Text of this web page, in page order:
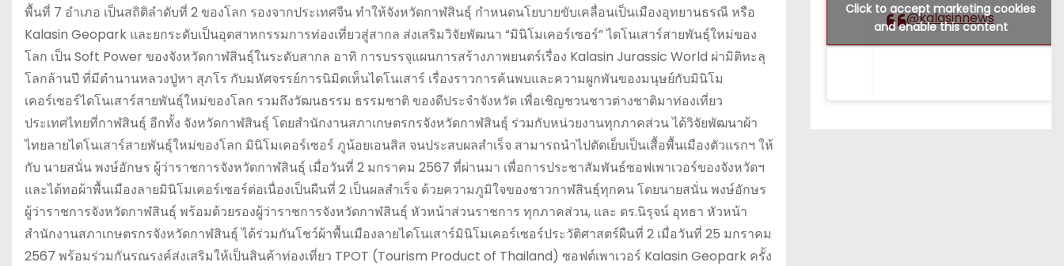
พื้นที่ 7 อำเภอ เป็นสถิติลำดับที่ 2 ของโลก รองจากประเทศจีน ทำให้จังหวัดกาฬสินธุ์ กำหนดนโยบายขับเคลื่อนเป็นเมืองอุทยานธรณี หรือ
Kalasin Geopark และยกระดับเป็นอุตสาหกรรมการท่องเที่ยวสู่สากล ส่งเสริมวิจัยพัฒนา “มินิโมเคอร์เซอร์” ไดโนเสาร์สายพันธุ์ใหม่ของ
โลก เป็น Soft Power ของจังหวัดกาฬสินธุ์ในระดับสากล อาทิ การบรรจุแผนการสร้างภาพยนตร์เรื่อง Kalasin Jurassic World ผ่ามิติทะลุ
โลกล้านปี ที่มีตำนานหลวงปู่หา สุภโร กับมหัศจรรย์การนิมิตเห็นไดโนเสาร์ เรื่องราวการค้นพบและความผูกพันของมนุษย์กับมินิโม
เคอร์เซอร์ไดโนเสาร์สายพันธุ์ใหม่ของโลก รวมถึงวัฒนธรรม ธรรมชาติ ของดีประจำจังหวัด เพื่อเชิญชวนชาวต่างชาติมาท่องเที่ยว
ประเทศไทยที่กาฬสินธุ์ อีกทั้ง จังหวัดกาฬสินธุ์ โดยสำนักงานสภาเกษตรกรจังหวัดกาฬสินธุ์ ร่วมกับหน่วยงานทุกภาคส่วน ได้วิจัยพัฒนาผ้า
ไทยลายไดโนเสาร์สายพันธุ์ใหม่ของโลก มินิโมเคอร์เซอร์ ภูน้อยเอนสิส จนประสบผลสำเร็จ สามารถนำไปตัดเย็บเป็นเสื้อพื้นเมืองตัวแรกฯ ให้
กับ นายสนั่น พงษ์อักษร ผู้ว่าราชการจังหวัดกาฬสินธุ์ เมื่อวันที่ 2 มกราคม 2567 ที่ผ่านมา เพื่อการประชาสัมพันธ์ซอฟเพาเวอร์ของจังหวัดฯ
และได้ทอผ้าพื้นเมืองลายมินิโมเคอร์เซอร์ต่อเนื่องเป็นผืนที่ 2 เป็นผลสำเร็จ ด้วยความภูมิใจของชาวกาฬสินธุ์ทุกคน โดยนายสนั่น พงษ์อักษร
ผู้ว่าราชการจังหวัดกาฬสินธุ์ พร้อมด้วยรองผู้ว่าราชการจังหวัดกาฬสินธุ์ หัวหน้าส่วนราชการ ทุกภาคส่วน, และ ดร.นิรุจน์ อุทธา หัวหน้า
สำนักงานสภาเกษตรกรจังหวัดกาฬสินธุ์ ได้ร่วมกันโชว์ผ้าพื้นเมืองลายไดโนเสาร์มินิโมเคอร์เซอร์ประวัติศาสตร์ผืนที่ 2 เมื่อวันที่ 25 มกราคม
2567 พร้อมร่วมกันรณรงค์ส่งเสริมให้เป็นสินค้าท่องเที่ยว TPOT (Tourism Product of Thailand) ซอฟต์เพาเวอร์ Kalasin Geopark ครั้ง
@kalasinnews
Click to accept marketing cookies
and enable this content